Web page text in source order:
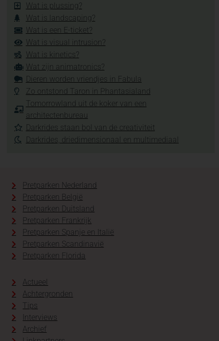
Wat is plussing?
Wat is landscaping?
Wat is een E-ticket?
Wat is visual intrusion?
Wat is kinetics?
Wat zijn animatronics?
Dieren worden vriendjes in Fabula
Zo ontstond Taron in Phantasialand
Tomorrowland uit de koker van een
architectenbureau
Darkrides staan bol van de creativiteit
Darkrides, driedimensionaal en multimediaal
Pretparken Nederland
Pretparken België
Pretparken Duitsland
Pretparken Frankrijk
Pretparken Spanje en Italië
Pretparken Scandinavië
Pretparken Florida
Actueel
Achtergronden
Tips
Interviews
Archief